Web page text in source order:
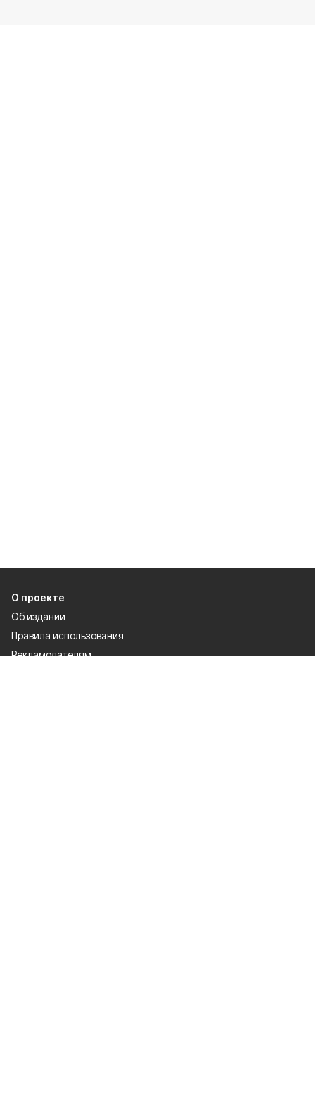
О проекте
Об издании
Правила использования
Рекламодателям